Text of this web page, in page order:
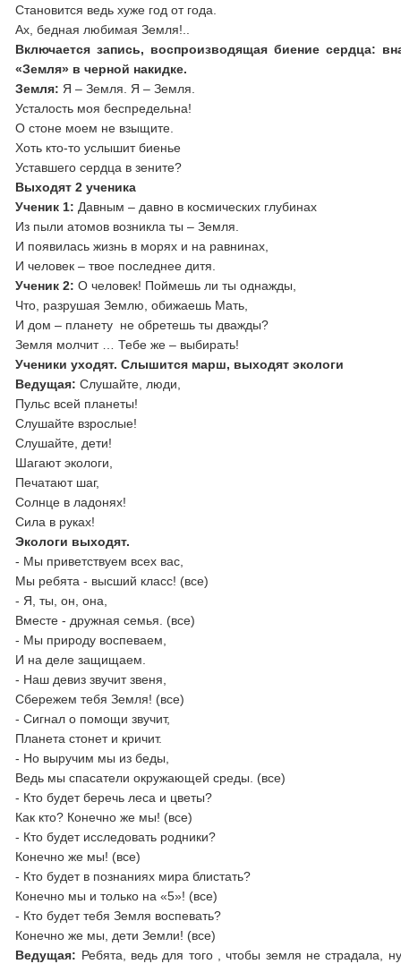
Становится ведь хуже год от года.
Ах, бедная любимая Земля!..
Включается запись, воспроизводящая биение сердца:
«Земля» в черной накидке.
Земля: Я – Земля. Я – Земля.
Усталость моя беспредельна!
О стоне моем не взыщите.
Хоть кто-то услышит биенье
Уставшего сердца в зените?
Выходят 2 ученика
Ученик 1: Давным – давно в космических глубинах
Из пыли атомов возникла ты – Земля.
И появилась жизнь в морях и на равнинах,
И человек – твое последнее дитя.
Ученик 2:О человек! Поймешь ли ты однажды,
Что, разрушая Землю, обижаешь Мать,
И дом – планету не обретешь ты дважды?
Земля молчит … Тебе же – выбирать!
Ученики уходят. Слышится марш, выходят экологи
Ведущая:Слушайте, люди,
Пульс всей планеты!
Слушайте взрослые!
Слушайте, дети!
Шагают экологи,
Печатают шаг,
Солнце в ладонях!
Сила в руках!
Экологи выходят.
- Мы приветствуем всех вас,
Мы ребята - высший класс! (все)
- Я, ты, он, она,
Вместе - дружная семья. (все)
- Мы природу воспеваем,
И на деле защищаем.
- Наш девиз звучит звеня,
Сбережем тебя Земля! (все)
- Сигнал о помощи звучит,
Планета стонет и кричит.
- Но выручим мы из беды,
Ведь мы спасатели окружающей среды. (все)
- Кто будет беречь леса и цветы?
Как кто? Конечно же мы! (все)
- Кто будет исследовать родники?
Конечно же мы! (все)
- Кто будет в познаниях мира блистать?
Конечно мы и только на «5»! (все)
- Кто будет тебя Земля воспевать?
Конечно же мы, дети Земли! (все)
Ведущая: Ребята, ведь для того , чтобы земля не страдала,